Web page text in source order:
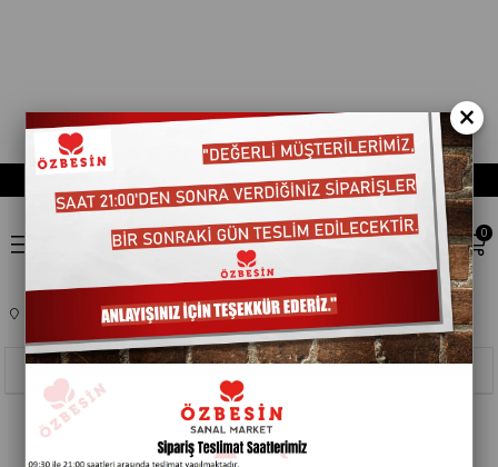
0
TEMIZLIK ÜRÜNLERI EV BAKIM ÜRÜNLERI
Filtreleme
Sıralama
×